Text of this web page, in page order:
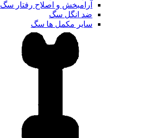
آرامبخش و اصلاح رفتار سگ
ضد انگل سگ
سایر مکمل ها سگ